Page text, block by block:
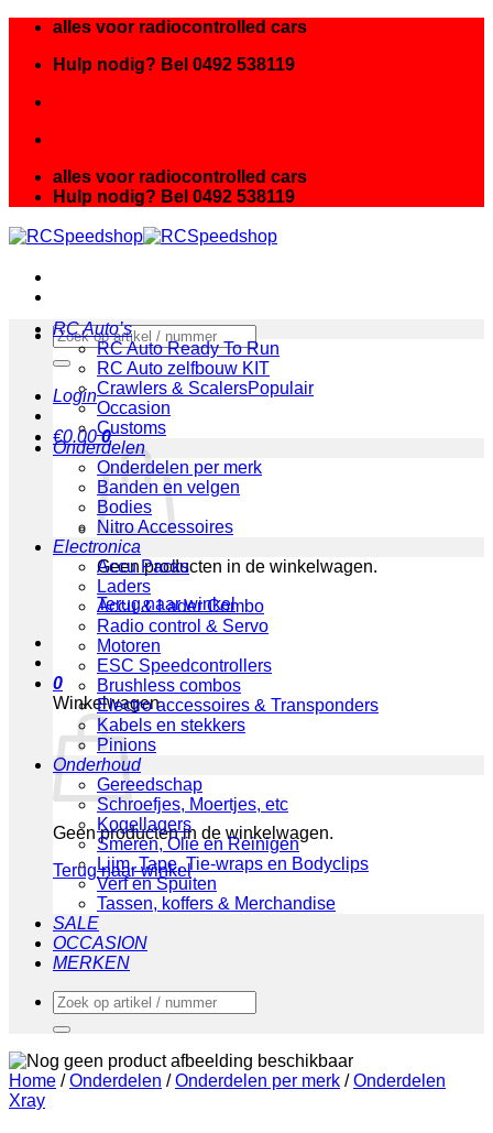
inhoud
alles voor radiocontrolled cars
Hulp nodig? Bel 0492 538119
alles voor radiocontrolled cars
Hulp nodig? Bel 0492 538119
Zoeken
naar:
Login
€0.00 0
Geen producten in de winkelwagen.
Terug naar winkel
0
Winkelwagen
Geen producten in de winkelwagen.
Terug naar winkel
RC Auto’s
RC Auto Ready To Run
RC Auto zelfbouw KIT
Crawlers & Scalers
Occasion
Customs
Onderdelen
Onderdelen per merk
Banden en velgen
Bodies
Nitro Accessoires
Electronica
Accu Packs
Laders
Accu & Lader Combo
Radio control & Servo
Motoren
ESC Speedcontrollers
Brushless combos
Electro accessoires & Transponders
Kabels en stekkers
Pinions
Onderhoud
Gereedschap
Schroefjes, Moertjes, etc
Kogellagers
Smeren, Olie en Reinigen
Lijm, Tape, Tie-wraps en Bodyclips
Verf en Spuiten
Tassen, koffers & Merchandise
SALE
OCCASION
MERKEN
Zoeken
naar:
Home / Onderdelen / Onderdelen per merk / Onderdelen
Xray